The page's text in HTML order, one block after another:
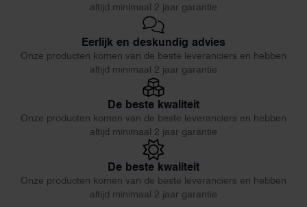
altijd minimaal 2 jaar garantie
Eerlijk en deskundig advies
Onze producten komen van de beste leveranciers en hebben
altijd minimaal 2 jaar garantie
De beste kwaliteit
Onze producten komen van de beste leveranciers en hebben
altijd minimaal 2 jaar garantie
De beste kwaliteit
Onze producten komen van de beste leveranciers en hebben
altijd minimaal 2 jaar garantie